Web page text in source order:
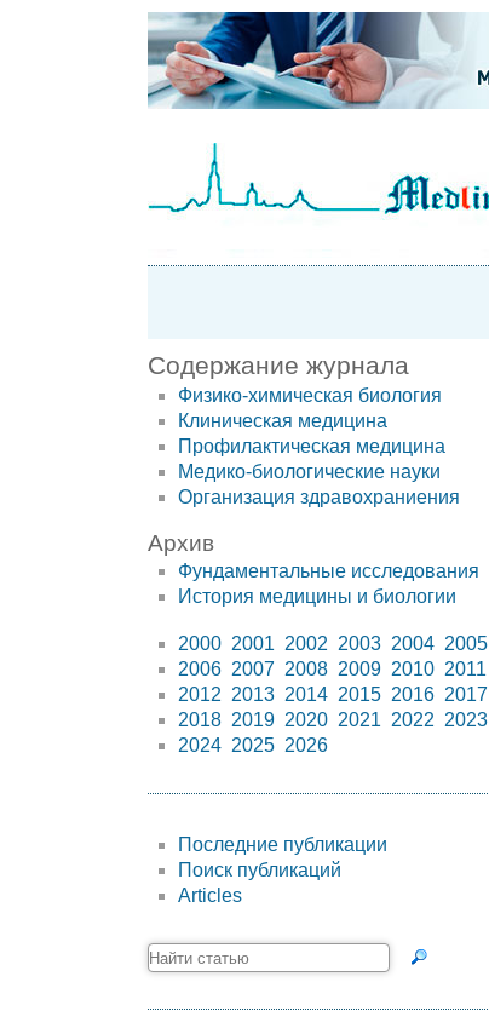
Содержание журнала
Физико-химическая биология
Клиническая медицина
Профилактическая медицина
Медико-биологические науки
Организация здравохраниения
Архив
Фундаментальные исследования
История медицины и биологии
2000 2001 2002 2003 2004 2005
2006 2007 2008 2009 2010 2011
2012 2013 2014 2015 2016 2017
2018 2019 2020 2021 2022 2023
2024 2025 2026
Последние публикации
Поиск публикаций
Articles